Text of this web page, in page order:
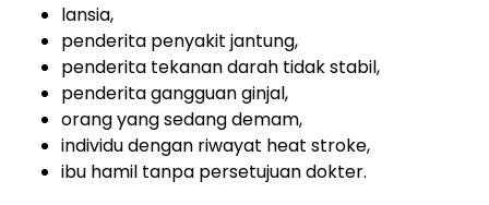
lansia,
penderita penyakit jantung,
penderita tekanan darah tidak stabil,
penderita gangguan ginjal,
orang yang sedang demam,
individu dengan riwayat heat stroke,
ibu hamil tanpa persetujuan dokter.